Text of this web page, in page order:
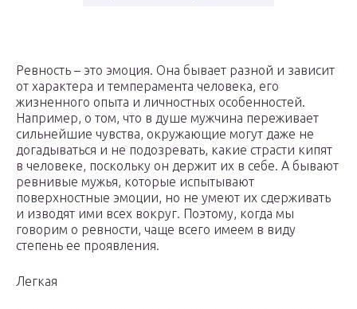
Ревность – это эмоция. Она бывает разной и зависит
от характера и темперамента человека, его
жизненного опыта и личностных особенностей.
Например, о том, что в душе мужчина переживает
сильнейшие чувства, окружающие могут даже не
догадываться и не подозревать, какие страсти кипят
в человеке, поскольку он держит их в себе. А бывают
ревнивые мужья, которые испытывают
поверхностные эмоции, но не умеют их сдерживать
и изводят ими всех вокруг. Поэтому, когда мы
говорим о ревности, чаще всего имеем в виду
степень ее проявления.
Легкая